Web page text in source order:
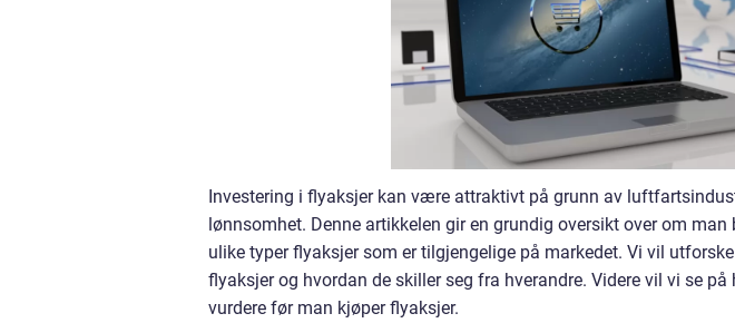
Investering i flyaksjer kan være attraktivt på grunn av
lønnsomhet. Denne artikkelen gir en grundig oversikt over om man
ulike typer flyaksjer som er tilgjengelige på markedet. Vi vil
flyaksjer og hvordan de skiller seg fra hverandre. Videre vil vi se
vurdere før man kjøper flyaksjer.